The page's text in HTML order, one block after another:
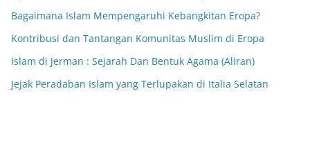
Bagaimana Islam Mempengaruhi Kebangkitan Eropa?
Kontribusi dan Tantangan Komunitas Muslim di Eropa
Islam di Jerman : Sejarah Dan Bentuk Agama (Aliran)
Jejak Peradaban Islam yang Terlupakan di Italia Selatan